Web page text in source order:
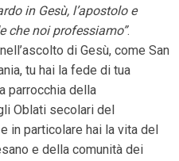
in Gesù, l’apostolo e
che noi professiamo”.
di Gesù, come San
tu hai la fede di tua
parrocchia della
Oblati secolari del
in particolare hai la vita del
e della comunità dei